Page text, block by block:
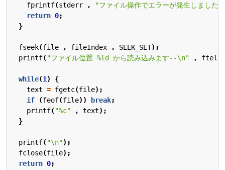
fprintf(stderr ,
"ファイル操作でエラーが発生しました。
return 0;
}
fseek(file , fileIndex , SEEK_SET);
printf("ファイル位置 %ld から読み込みます--\n" , ftell
while(1 )
{
text = fgetc(file);
if
(feof(file)) break;
printf("%c" , text);
}
printf("\n");
fclose(file);
return 0;